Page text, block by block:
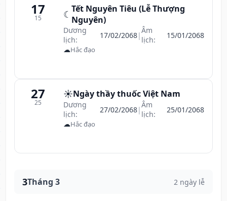
17
15 ☾ Tết Nguyên Tiêu (Lễ Thượng
Nguyên)
Dương
lịch:
17/02/2068|Âm
lịch:
15/01/2068
☁Hắc đạo
27
25
☀️Ngày thầy thuốc Việt Nam
Dương
lịch:
27/02/2068|Âm
lịch:
25/01/2068
☁Hắc đạo
3Tháng 3 2 ngày lễ